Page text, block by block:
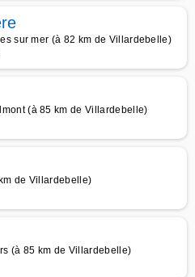
sur mer (à 82 km de Villardebelle)
(à 85 km de Villardebelle)
de Villardebelle)
(à 85 km de Villardebelle)